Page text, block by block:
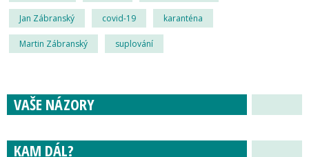
Jan Zábranský covid-19 karanténa
Martin Zábranský suplování
VAŠE NÁZORY
KAM DÁL?